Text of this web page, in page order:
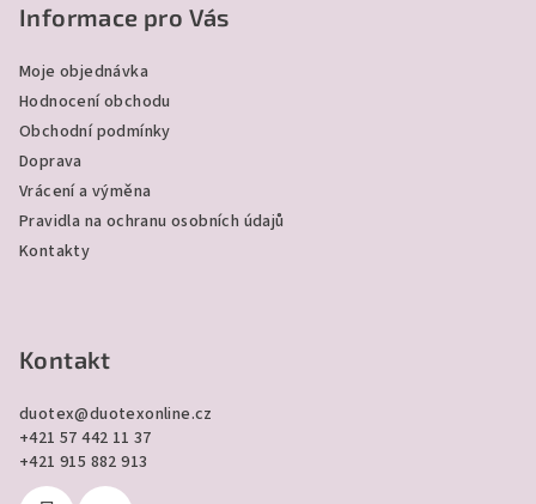
Informace pro Vás
Moje objednávka
Hodnocení obchodu
Obchodní podmínky
Doprava
Vrácení a výměna
Pravidla na ochranu osobních údajů
Kontakty
Kontakt
duotex@duotexonline.cz
+421 57 442 11 37
+421 915 882 913